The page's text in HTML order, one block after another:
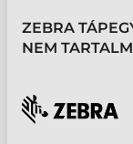
ZEBRA
NEM